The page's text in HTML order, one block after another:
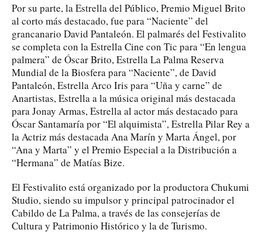
Por su parte, la Estrella del Público, Premio Miguel Brito
al corto más destacado, fue para “Naciente” del
grancanario David Pantaleón. El palmarés del Festivalito
se completa con la Estrella Cine con Tic para “En lengua
palmera” de Óscar Brito, Estrella La Palma Reserva
Mundial de la Biosfera para “Naciente”, de David
Pantaleón, Estrella Arco Iris para “Uña y carne” de
Anartistas, Estrella a la música original más destacada
para Jonay Armas, Estrella al actor más destacado para
Óscar Santamaría por “El alquimista”, Estrella Pilar Rey a
la Actriz más destacada Ana Marín y Marta Ángel, por
“Ana y Marta” y el Premio Especial a la Distribución a
“Hermana” de Matías Bize.
El Festivalito está organizado por la productora Chukumi
Studio, siendo su impulsor y principal patrocinador el
Cabildo de La Palma, a través de las consejerías de
Cultura y Patrimonio Histórico y la de Turismo.